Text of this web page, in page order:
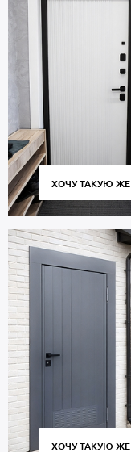
ХОЧУ ТАКУЮ ЖЕ
ХОЧУ ТАКУЮ ЖЕ